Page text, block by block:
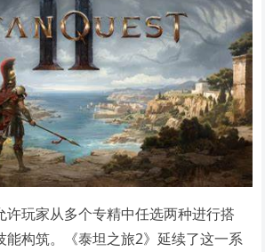
许玩家从多个专精中任选两种进行搭
能构筑。《泰坦之旅2》延续了这一系